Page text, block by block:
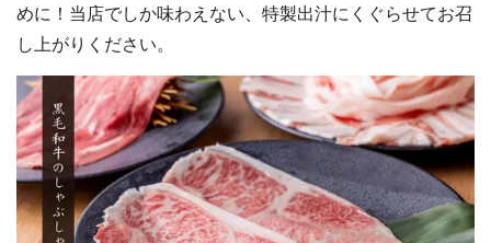
めに！当店でしか味わえない、特製出汁にくぐらせてお召
し上がりください。